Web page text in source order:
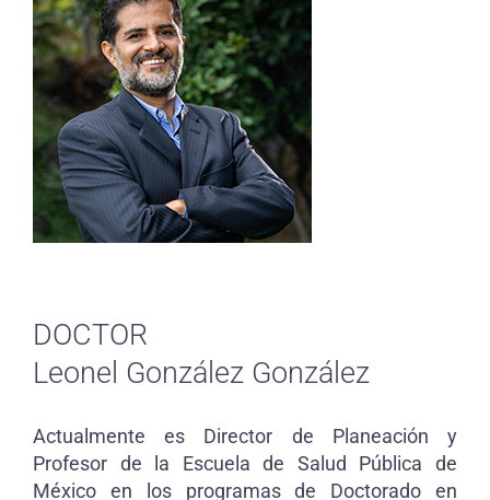
DOCTOR
Leonel González González
Actualmente es Director de Planeación y
Profesor de la Escuela de Salud Pública de
México en los programas de Doctorado en